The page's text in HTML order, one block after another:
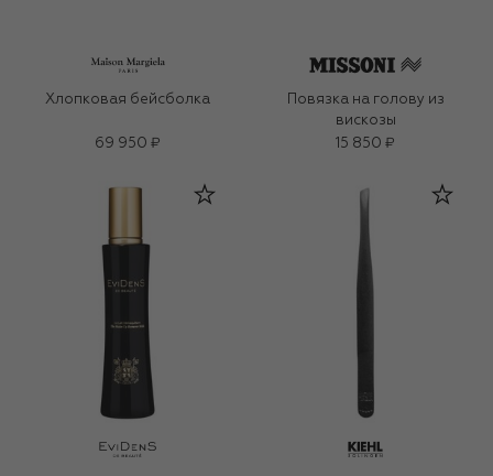
Хлопковая бейсболка
69 950 ₽
Повязка на голову из
вискозы
15 850 ₽